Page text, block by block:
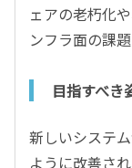
ェアの老朽化
ンフラ面の課
目指すべき
新しいシステ
ように改善さ